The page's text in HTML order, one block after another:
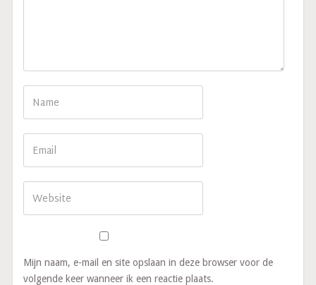
Mijn naam, e-mail en site opslaan in deze browser voor de
volgende keer wanneer ik een reactie plaats.